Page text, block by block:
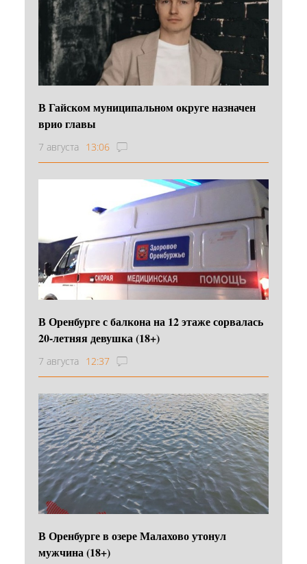
В Гайском муниципальном округе назначен
врио главы
7 августа 13:06
В Оренбурге с балкона на 12 этаже сорвалась
20-летняя девушка (18+)
7 августа 12:37
В Оренбурге в озере Малахово утонул
мужчина (18+)